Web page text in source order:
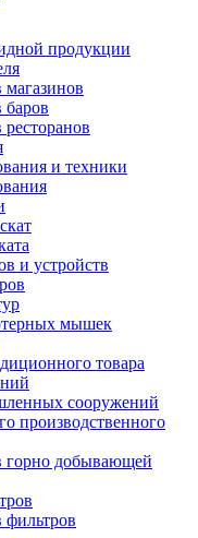
продукции
магазинов
баров
и техники
и устройств
мышек
товара
сооружений
производственного
горно добывающей
фильтров